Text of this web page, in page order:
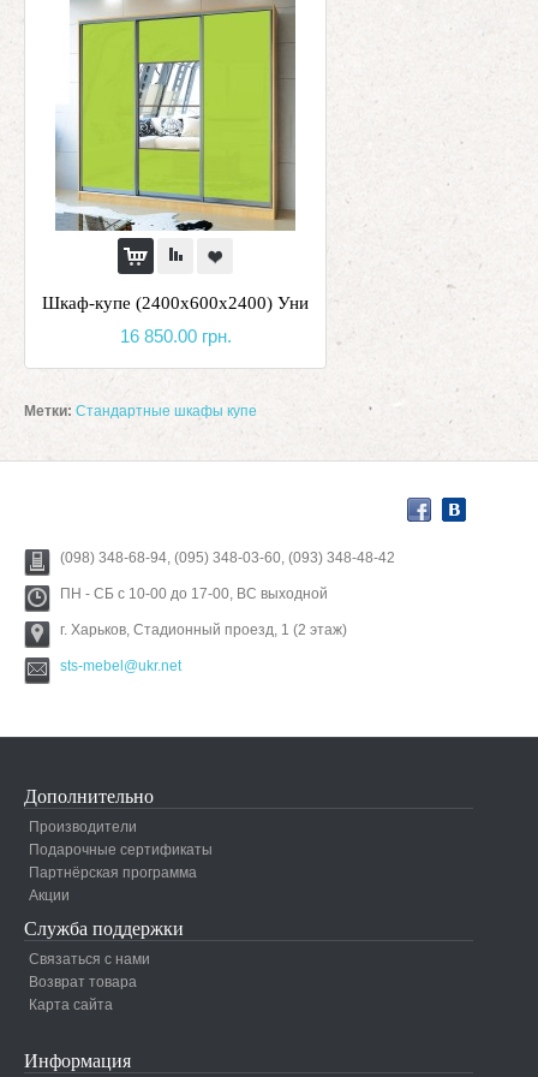
Шкаф-купе (2400х600х2400) Уни
16 850.00 грн.
Метки: Стандартные шкафы купе
(098) 348-68-94, (095) 348-03-60, (093) 348-48-42
ПН - СБ с 10-00 до 17-00, ВС выходной
г. Харьков, Стадионный проезд, 1 (2 этаж)
sts-mebel@ukr.net
Дополнительно
Производители
Подарочные сертификаты
Партнёрская программа
Акции
Служба поддержки
Связаться с нами
Возврат товара
Карта сайта
Информация